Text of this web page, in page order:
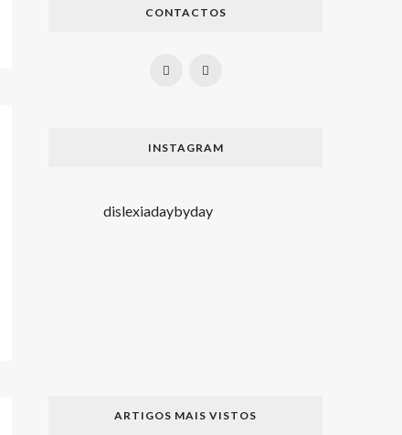
CONTACTOS
INSTAGRAM
dislexiadaybyday
ARTIGOS MAIS VISTOS